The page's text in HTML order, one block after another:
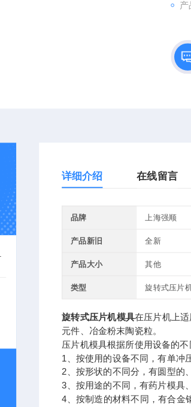
产
详细介绍 在线留言
品牌 上海强顺
产品新旧 全新
产品大小 其他
类型 旋转式压片
旋转式压片机模具在压片机上
元件、冶金粉末陶瓷粒。
压片机模具根据所使用设备的
1、按使用的设备不同，有单冲
2、按形状的不同分，有圆型的
3、按用途的不同，有药片模具
4、按制造的材料不同，有合金